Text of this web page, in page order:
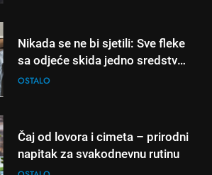
dana!
Nikada se ne bi sjetili: Sve fleke
sa odjeće skida jedno sredstvo
koje svi imamo u kući
OSTALO
Čaj od lovora i cimeta – prirodni
napitak za svakodnevnu rutinu